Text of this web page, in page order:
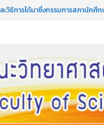
ห้บริการคำปรึกษาและการมีส่วนร่วม
ยี ภาคปกติ ประจำปีการศึกษา 2569
ะชาชนทุกคน ร่วมลงนามออนไลน์ “ล
2569
ห์วิทยาศาสตร์แห่งชาติ ประจำปี